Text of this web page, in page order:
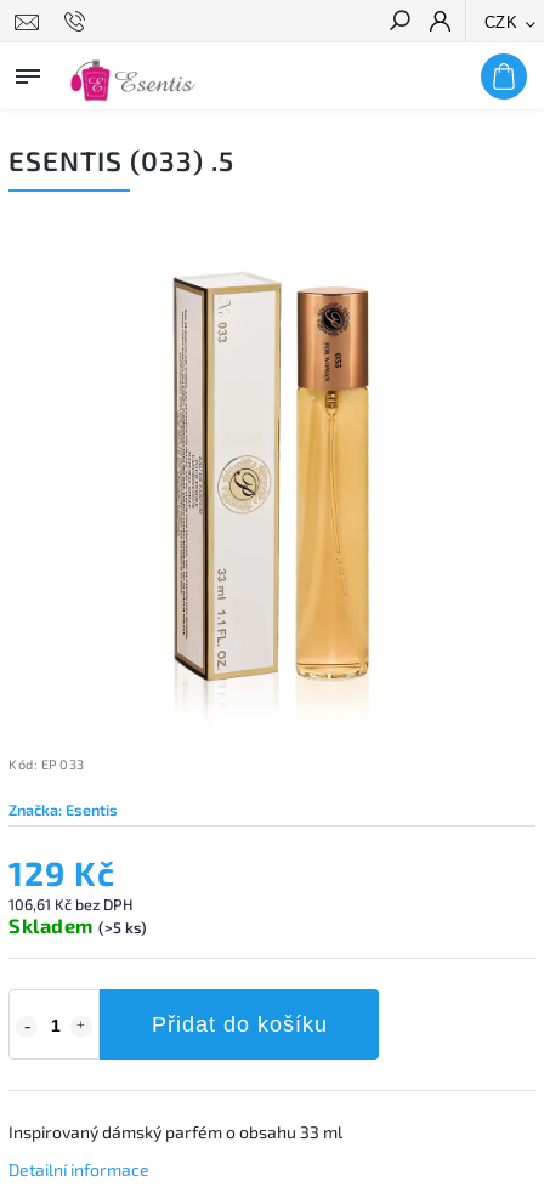
CZK
Hledat
ESENTIS (033) .5
Kód: EP 033
Značka:Esentis
129 Kč
106,61 Kč bez DPH
Skladem (>5 ks)
Přidat do košíku
Inspirovaný dámský parfém o obsahu 33 ml
Detailní informace